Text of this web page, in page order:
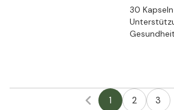
30
1 2 3